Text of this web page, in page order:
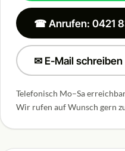
☎ Anrufen: 0421
✉ E-Mail schreiben
Telefonisch Mo–Sa
Wir rufen auf Wunsch gern